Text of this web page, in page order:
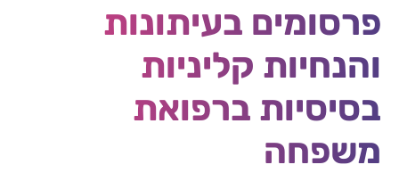
פרסומים בעיתונות
והנחיות קליניות
בסיסיות ברפואת
משפחה